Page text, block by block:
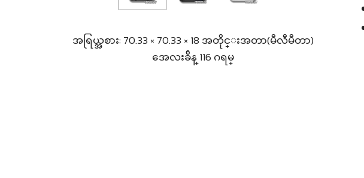
အရြယ္အစား: 70.33 × 70.33 × 18 အတိုင္းအတာ(မီလီမီတာ)
အေလးခ်ိန္ 116 ဂရမ္